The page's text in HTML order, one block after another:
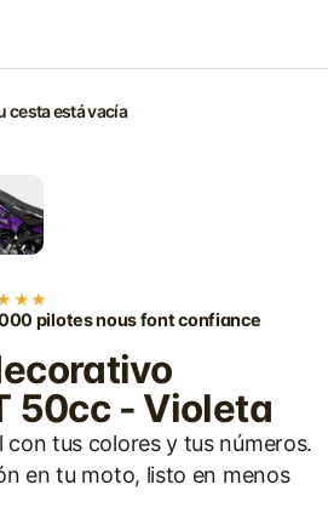
cesta está vacía
pilotes nous font confiance
50cc - Violeta
tus colores y tus números.
en tu moto, listo en menos